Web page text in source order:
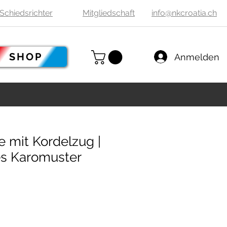
Mitgliedschaft info@nkcroatia.ch
SHOP Anmelden
mit Kordelzug |
Karomuster